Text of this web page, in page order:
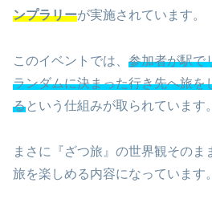
ンプラリーが実施されています。
このイベントでは、 参加者が駅で
ランダムに決まった行き先へ旅を
るという仕組みが取られています。
まさに『ざつ旅』の世界観そのま
旅を楽しめる内容になっています。